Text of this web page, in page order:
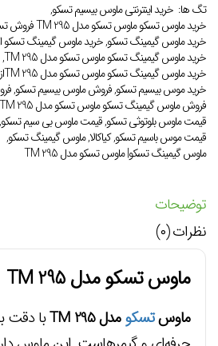
تگ ها: خرید اینترنتی ماوس بیسیم تسکو,
خرید ماوس تسکو ماوس تسکو مدل TM 295 فروش تسکو ماوس تسکو مدل TM 295
خرید ماوس گیمینگ تسکو,خرید ماوس گیمینگ تسکو از
خرید ماوس گیمینگ تسکو ماوس تسکو مدل TM 295
,
خرید ماوس گیمینگ تسکو ماوس تسکو مدل TM 295از فروشگاه کیاکالا
خرید موس بیسیم تسکو,فروش ماوس بیسیم تسکو,
فروش ماوس گیمینگ تسکو ماوس تسکو مدل TM 295
قیمت ماوس بلوتوثی تسکو,قیمت ماوس بی سیم تسکو,
قیمت موس باسیم تسکو,کیاکالا,ماوس گیمینگ تسکو,
ماوس گیمینگ تسکو| ماوس تسکو مدل TM 295
توضیحات
نظرات (۰)
ماوس تسکو مدل TM 295
ماوستسکومدل TM 295
با دقت